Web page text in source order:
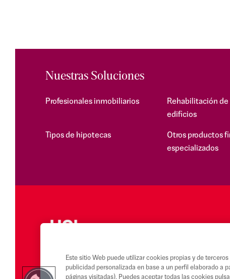
Nuestras Soluciones
Profesionales inmobiliarios
Rehabilitación
edificios
Tipos de hipotecas
Otros productos
especializados
Este sitio Web puede utilizar cookies propias y de
publicidad personalizada en base a un perfil elaborado a
páginas visitadas). Puedes aceptar todas las cookies